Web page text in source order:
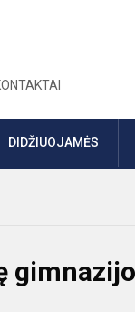
DIDŽIUOJAMĖS